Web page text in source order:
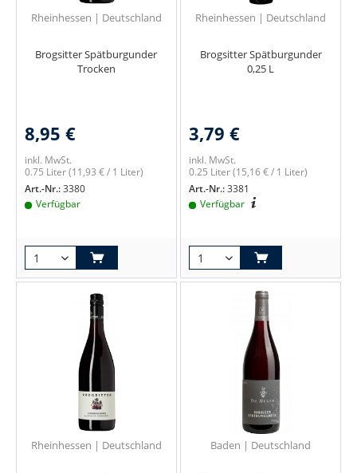
Rheinhessen | Deutschland
Brogsitter Spätburgunder
Trocken
8,95 €
inkl. MwSt.
0.75 Liter(11,93 € / 1 Liter)
Art.-Nr.:3380
Verfügbar
Rheinhessen | Deutschland
Brogsitter Spätburgunder
0,25 L
3,79 €
inkl. MwSt.
0.25 Liter(15,16 € / 1 Liter)
Art.-Nr.:3381
Verfügbar
Rheinhessen | Deutschland Baden | Deutschland